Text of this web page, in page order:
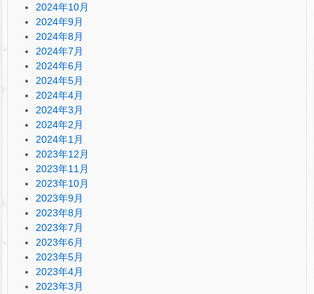
2024年10月
2024年9月
2024年8月
2024年7月
2024年6月
2024年5月
2024年4月
2024年3月
2024年2月
2024年1月
2023年12月
2023年11月
2023年10月
2023年9月
2023年8月
2023年7月
2023年6月
2023年5月
2023年4月
2023年3月